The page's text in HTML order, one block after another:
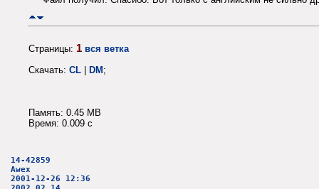
Страницы: 1 вся ветка
Скачать: CL | DM;
Память: 0.45 MB
Время: 0.009 c
14-42859
Awex
2001-12-26 12:36